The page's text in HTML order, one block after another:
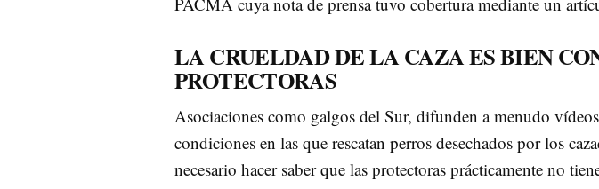
LA CRUELDAD DE LA CAZA ES BIEN
PROTECTORAS
Asociaciones como galgos del Sur, difunden a menudo
condiciones en las que rescatan perros desechados por los
necesario hacer saber que las protectoras prácticamente no